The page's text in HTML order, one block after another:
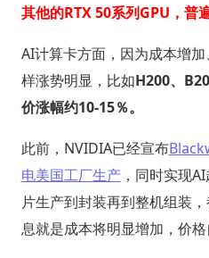
其他的RTX 50系列GPU，普
AI计算卡方面，因为成本增
样涨势明显，比如H200、
价涨幅约10-15％。
此前，NVIDIA已经宣布
电美国工厂生产，同时实现
片生产到封装再到整机组装
息就是成本将明显增加，价格